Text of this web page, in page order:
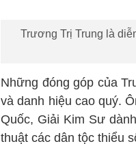
Trương Trị Trung là
Những đóng góp của
và danh hiệu cao quý.
Quốc, Giải Kim Sư
thuật các dân tộc thiểu